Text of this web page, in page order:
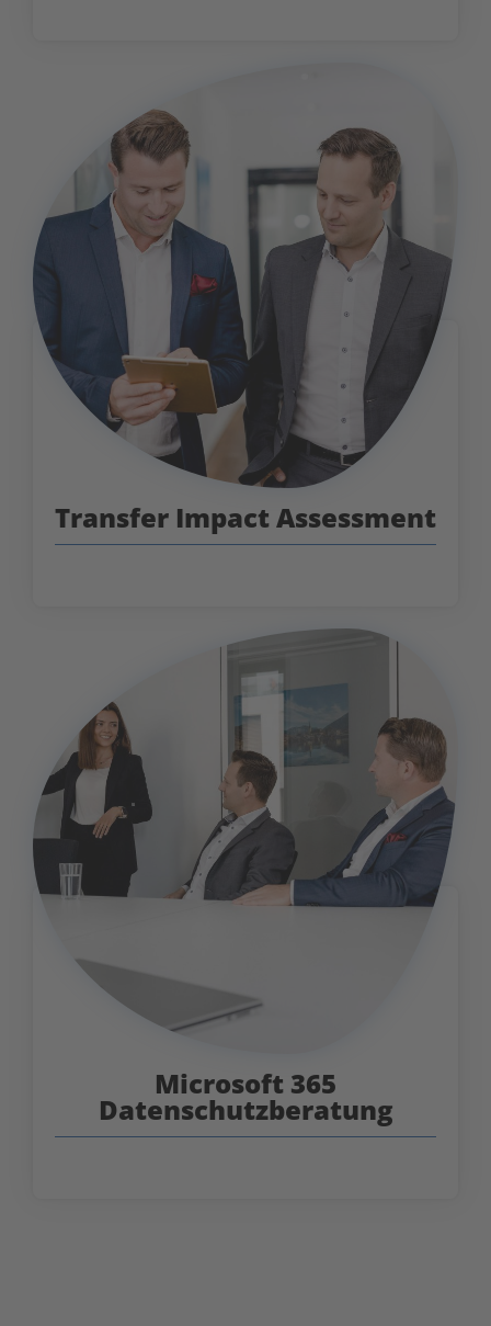
Transfer Impact Assessment
Microsoft 365
Datenschutzberatung